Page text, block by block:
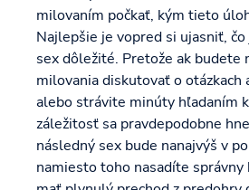
milovaním počkať, kým tieto
Najlepšie je vopred si ujasniť,
sex dôležité. Pretože ak
milovania diskutovať o otázkach
alebo strávite minúty hľadaním
záležitosť sa pravdepodobne
následný sex bude nanajvýš v
namiesto toho nasadíte